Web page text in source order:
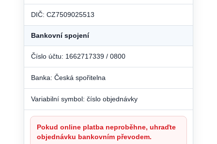
DIČ: CZ7509025513
Bankovní spojení
Číslo účtu: 1662717339 / 0800
Banka: Česká spořitelna
Variabilní symbol: číslo objednávky
Pokud online platba neproběhne, uhraďte
objednávku bankovním převodem.